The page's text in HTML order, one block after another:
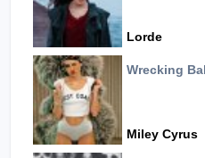
Lorde
Wrecking Ball
Miley Cyrus